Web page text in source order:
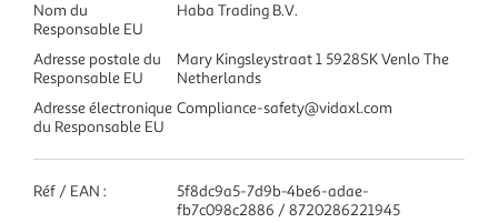
Nom du
Responsable EU
Haba Trading B.V.
Adresse postale du
Responsable EU
Mary Kingsleystraat 1 5928SK Venlo The
Netherlands
Adresse électronique
du Responsable EU
Compliance-safety@vidaxl.com
Réf / EAN :
5f8dc9a5-7d9b-4be6-adae-
fb7c098c2886 / 8720286221945